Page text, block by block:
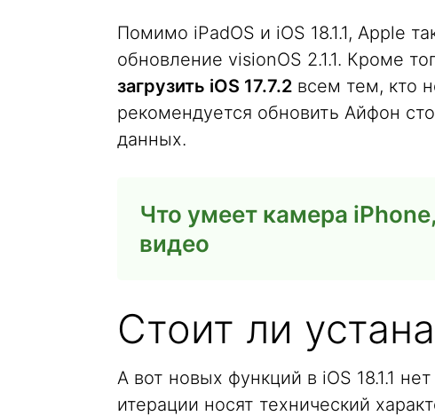
Помимо iPadOS и iOS 18.1.1, Apple
обновление visionOS 2.1.1. Кроме
загрузить iOS 17.7.2 всем тем, кто
рекомендуется обновить Айфон
данных.
Что умеет камера
видео
Стоит ли
А вот новых функций в iOS 18.1.1
итерации носят технический